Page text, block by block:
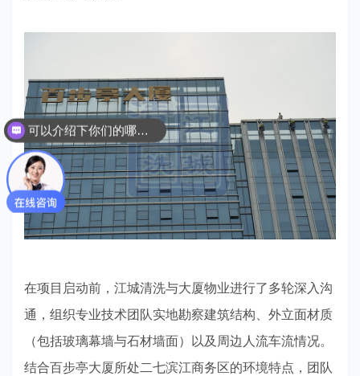
在项目启动前，江城清洗与大厦物业进行了多轮深入沟
通，组织专业技术团队实地勘察建筑结构、外立面材质
（包括玻璃幕墙与石材墙面）以及周边人流车流情况。
结合百步亭大厦所处二七滨江商务区的环境特点，团队
可以介绍下你们的哪些服务吗？